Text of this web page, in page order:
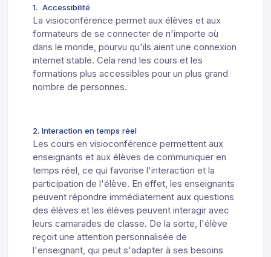
1. Accessibilité
La visioconférence permet aux élèves et aux
formateurs de se connecter de n'importe où
dans le monde, pourvu qu'ils aient une connexion
internet stable. Cela rend les cours et les
formations plus accessibles pour un plus grand
nombre de personnes.
2. Interaction en temps réel
Les cours en visioconférence permettent aux
enseignants et aux élèves de communiquer en
temps réel, ce qui favorise l'interaction et la
participation de l'élève. En effet, les enseignants
peuvent répondre immédiatement aux questions
des élèves et les élèves peuvent interagir avec
leurs camarades de classe. De la sorte, l'élève
reçoit une attention personnalisée de
l'enseignant, qui peut s'adapter à ses besoins